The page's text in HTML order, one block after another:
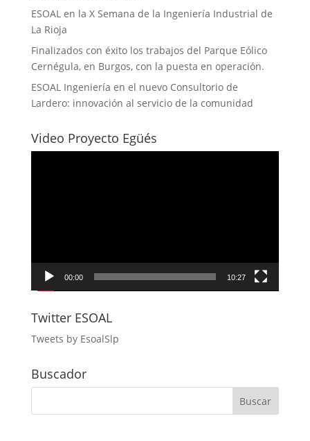
ESOAL en la X Semana de la Ingeniería Industrial de
La Rioja
Finalizados con éxito los trabajos del Parque Eólico
Cernégula, en Burgos, con la puesta en operación.
ESOAL Ingeniería en el nuevo Consultorio de
Lardero: innovación al servicio de la comunidad
Video Proyecto Egüés
00:00 10:27
Twitter ESOAL
Tweets by EsoalSlp
Buscador